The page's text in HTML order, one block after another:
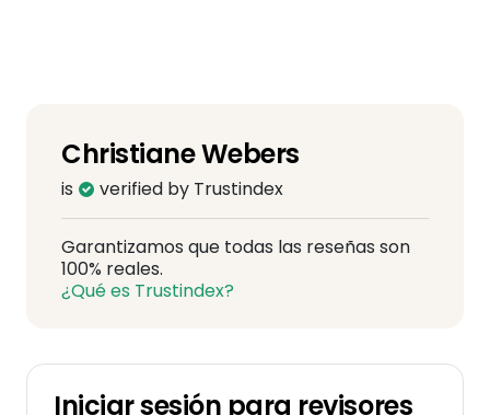
Christiane Webers
is verified by Trustindex
Garantizamos que todas las reseñas son
100% reales.
¿Qué es Trustindex?
Iniciar sesión para revisores